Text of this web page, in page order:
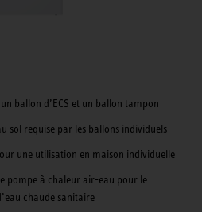
ballon d’ECS et un ballon tampon
sol requise par les ballons individuels
une utilisation en maison individuelle
pompe à chaleur air-eau pour le
chaude sanitaire